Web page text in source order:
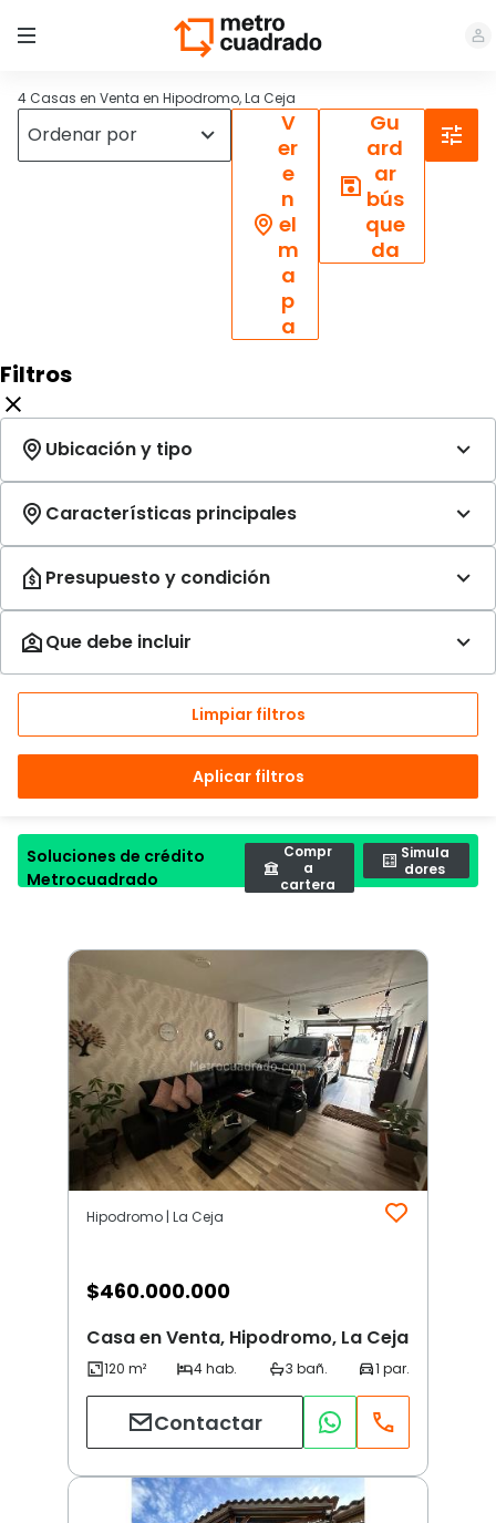
4 Casas en Venta en Hipodromo, La Ceja
V
er
e
n
el
m
a
p
a
Gu
ard
ar
bús
que
da
Filtros
Limpiar filtros
Aplicar filtros
Soluciones de crédito
Metrocuadrado
Compr
a
cartera
Simula
dores
Hipodromo | La Ceja
$460.000.000
Casa en Venta, Hipodromo, La Ceja
Contactar